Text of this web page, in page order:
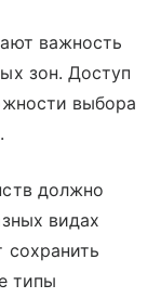
важность
зон. Доступ
выбора
должно
видах
сохранить
типы